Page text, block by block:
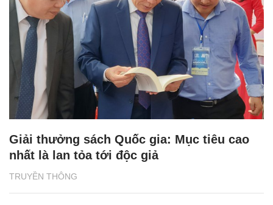
TRUYỀN THÔNG
Giải thưởng sách Quốc gia: Mục tiêu cao
nhất là lan tỏa tới độc giả